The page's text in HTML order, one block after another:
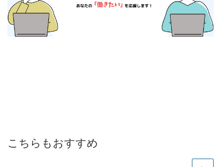
こちらもおすすめ